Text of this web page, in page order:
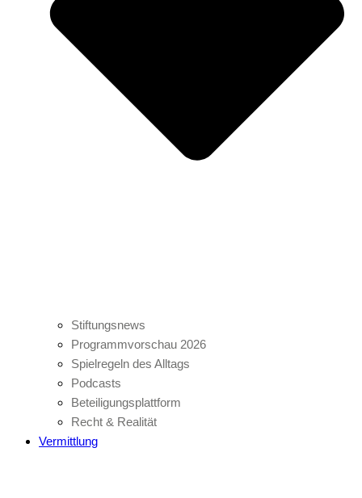
Stiftungsnews
Programmvorschau 2026
Spielregeln des Alltags
Podcasts
Beteiligungsplattform
Recht & Realität
Vermittlung